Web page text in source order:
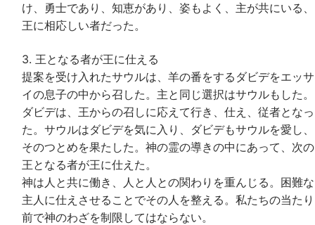
け、勇士であり、知恵があり、姿もよく、主が共にいる、
王に相応しい者だった。
3. 王となる者が王に仕える
提案を受け入れたサウルは、羊の番をするダビデをエッサ
イの息子の中から召した。主と同じ選択はサウルもした。
ダビデは、王からの召しに応えて行き、仕え、従者となっ
た。サウルはダビデを気に入り、ダビデもサウルを愛し、
そのつとめを果たした。神の霊の導きの中にあって、次の
王となる者が王に仕えた。
神は人と共に働き、人と人との関わりを重んじる。困難な
主人に仕えさせることでその人を整える。私たちの当たり
前で神のわざを制限してはならない。